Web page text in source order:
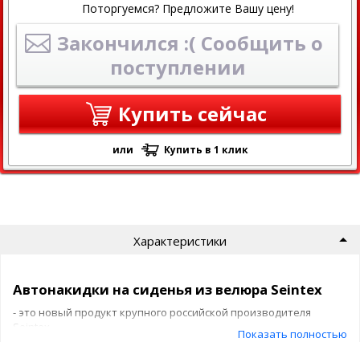
Поторгуемся? Предложите Вашу цену!
Закончился :( Сообщить о
поступлении
Купить сейчас
или Купить в 1 клик
Характеристики
Автонакидки на сиденья из велюра Seintex
- это новый продукт крупного российской производителя
Seintex.
Показать полностью